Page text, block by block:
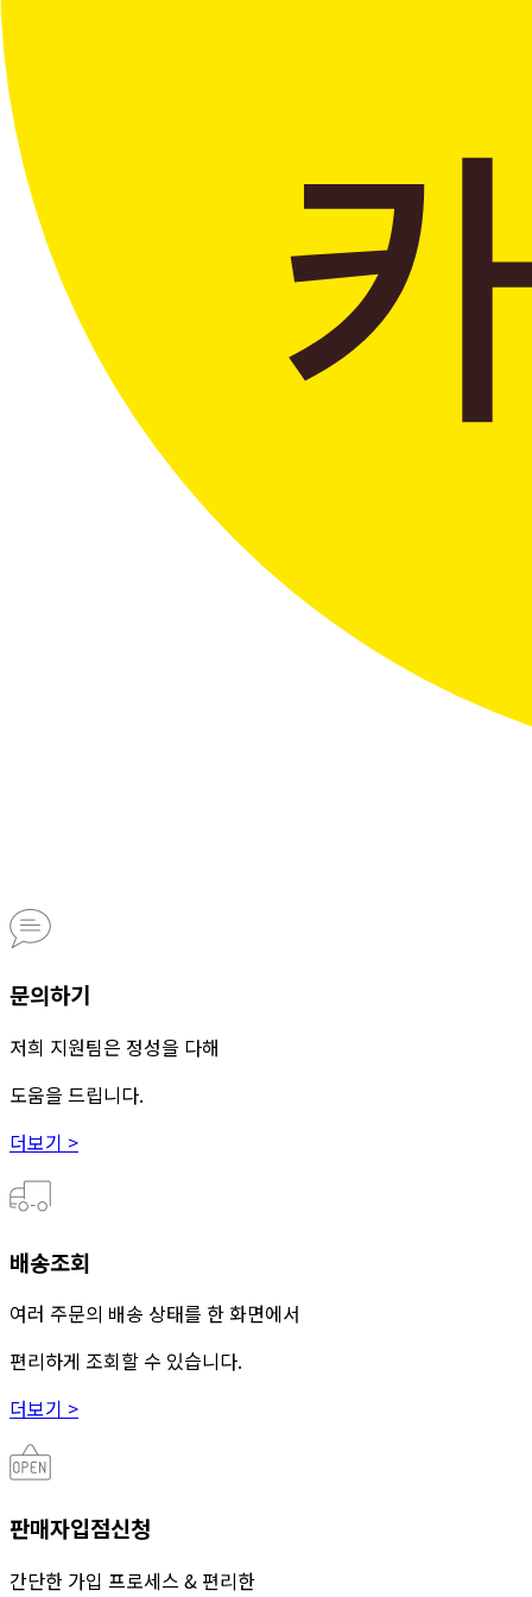
문의하기
저희 지원팀은 정성을 다해
도움을 드립니다.
더보기 >
배송조회
여러 주문의 배송 상태를 한 화면에서
편리하게 조회할 수 있습니다.
더보기 >
판매자입점신청
간단한 가입 프로세스 & 편리한